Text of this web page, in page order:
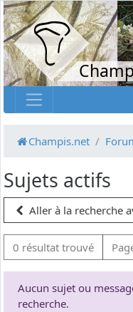
Champis.net
Sujets actifs
Aller à la recherche
0 résultat trouvé
Aucun sujet ou
recherche.